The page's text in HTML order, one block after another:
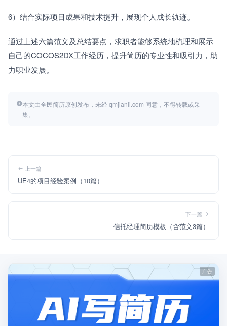
6）结合实际项目成果和技术提升，展现个人成长轨迹。
通过上述六篇范文及总结要点，求职者能够系统地梳理和展示
自己的COCOS2DX工作经历，提升简历的专业性和吸引力，助
力职业发展。
本文由全民简历原创发布，未经 qmjianli.com 同意，不得转载或采
集。
上一篇
UE4的项目经验案例（10篇）
下一篇
信托经理简历模板（含范文3篇）